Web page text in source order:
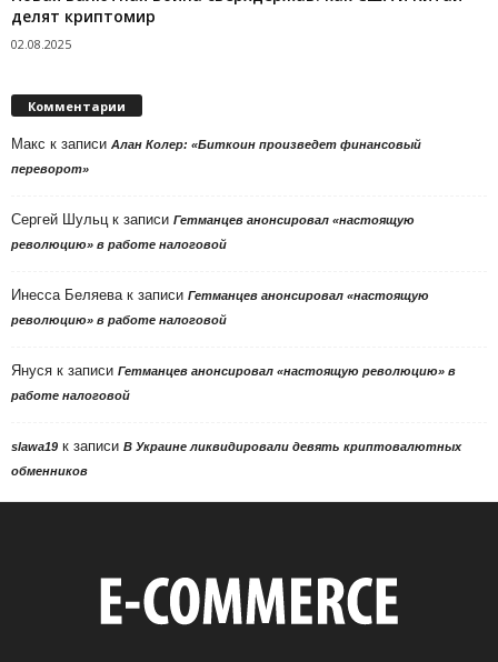
делят криптомир
02.08.2025
Комментарии
Макс к записи Алан Колер: «Биткоин произведет финансовый
переворот»
Сергей Шульц к записи Гетманцев анонсировал «настоящую
революцию» в работе налоговой
Инесса Беляева к записи Гетманцев анонсировал «настоящую
революцию» в работе налоговой
Януся к записи Гетманцев анонсировал «настоящую революцию» в
работе налоговой
slawa19 к записи В Украине ликвидировали девять криптовалютных
обменников